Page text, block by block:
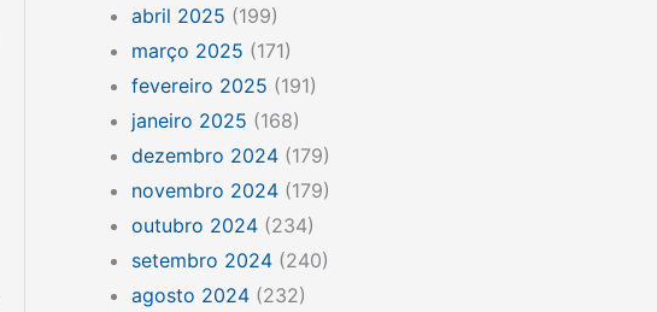
abril 2025 (199)
março 2025 (171)
fevereiro 2025 (191)
janeiro 2025 (168)
dezembro 2024 (179)
novembro 2024 (179)
outubro 2024 (234)
setembro 2024 (240)
agosto 2024 (232)